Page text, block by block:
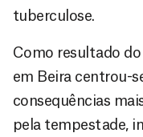
tuberculose.
Como resultado
em Beira centrou-
consequências
pela tempestade,